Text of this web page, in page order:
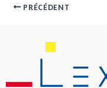
PRÉCÉDENT